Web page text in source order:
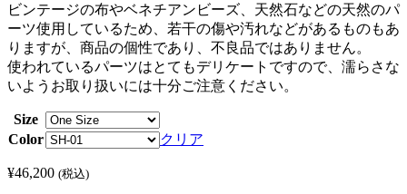
ビンテージの布やベネチアンビーズ、天然石などの天然のパ
ーツ使用しているため、若干の傷や汚れなどがあるものもあ
りますが、商品の個性であり、不良品ではありません。
使われているパーツはとてもデリケートですので、濡らさな
いようお取り扱いには十分ご注意ください。
Size
Color
クリア
¥46,200 (税込)